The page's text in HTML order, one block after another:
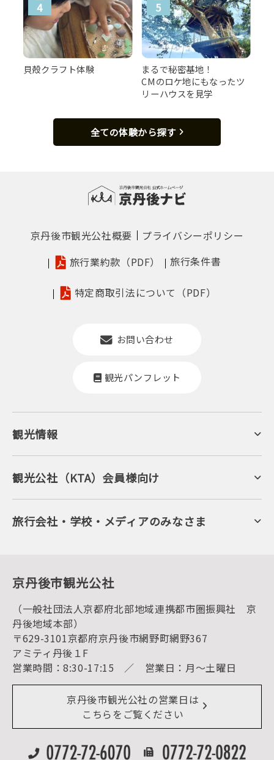
貝殻クラフト体験
まるで秘密基地！
CMのロケ地にもなったツ
リーハウスを見学
全ての体験から探す
京丹後市観光公社概要
プライバシーポリシー
旅行業約款（PDF）
旅行条件書
特定商取引法について（PDF）
お問い合わせ
観光パンフレット
観光情報
京丹後について
ジオパークの絶景
キャンプ・グランピング
自然景観
旬の食
フルーツ
美術館・資料館
観光
海水浴
キャンプ
お宿探し
宿泊・日帰り予約（空室検索）
予約照会・予約キャンセル
宿泊施設一覧（お宿比較ページ）
アクセス
お知らせ
イベント情報
デジタル観光パンフレット
リアルタイム道路情報
よくある質問
観光公社（KTA）会員様向け
KTA会員コミュニティ
会員向けサービス
KTAニュースレター
会員加入・会員情報（会員規程）
旅行会社・学校・メディアのみなさま
プレスリリース
京丹後市観光公社
（一般社団法人京都府北部地域連携都市圏振興社 京
丹後地域本部）
〒629-3101京都府京丹後市網野町網野367
アミティ丹後１F
営業時間：8:30-17:15 ／ 営業日：月～土曜日
京丹後市観光公社の営業日は
こちらをご覧ください